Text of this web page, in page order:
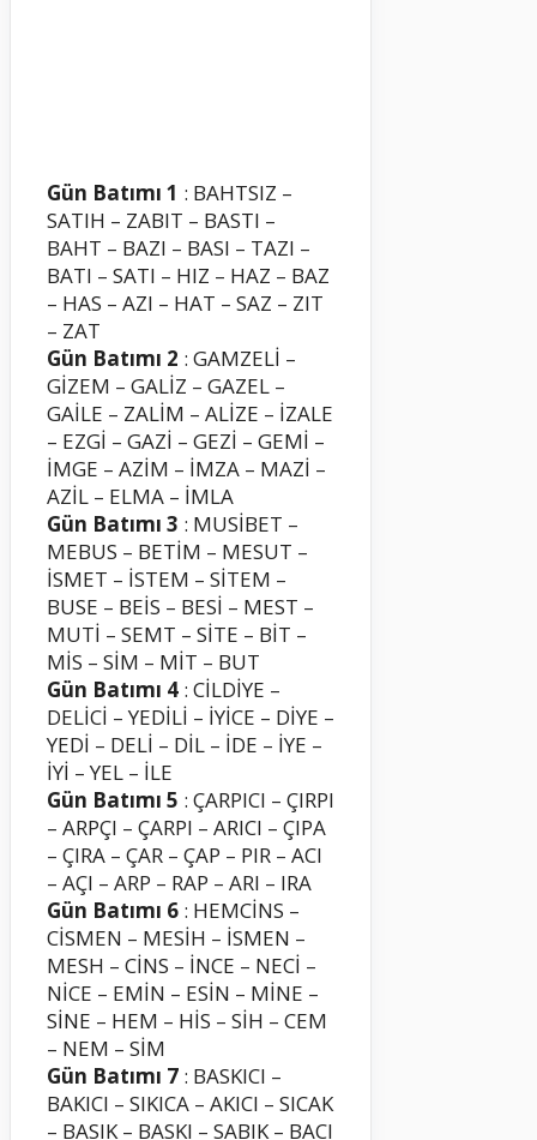
Gün Batımı 1 : BAHTSIZ –
SATIH – ZABIT – BASTI –
BAHT – BAZI – BASI – TAZI –
BATI – SATI – HIZ – HAZ – BAZ
– HAS – AZI – HAT – SAZ – ZIT
– ZAT
Gün Batımı 2 : GAMZELİ –
GİZEM – GALİZ – GAZEL –
GAİLE – ZALİM – ALİZE – İZALE
– EZGİ – GAZİ – GEZİ – GEMİ –
İMGE – AZİM – İMZA – MAZİ –
AZİL – ELMA – İMLA
Gün Batımı 3 : MUSİBET –
MEBUS – BETİM – MESUT –
İSMET – İSTEM – SİTEM –
BUSE – BEİS – BESİ – MEST –
MUTİ – SEMT – SİTE – BİT –
MİS – SİM – MİT – BUT
Gün Batımı 4 : CİLDİYE –
DELİCİ – YEDİLİ – İYİCE – DİYE –
YEDİ – DELİ – DİL – İDE – İYE –
İYİ – YEL – İLE
Gün Batımı 5 : ÇARPICI – ÇIRPI
– ARPÇI – ÇARPI – ARICI – ÇIPA
– ÇIRA – ÇAR – ÇAP – PIR – ACI
– AÇI – ARP – RAP – ARI – IRA
Gün Batımı 6 : HEMCİNS –
CİSMEN – MESİH – İSMEN –
MESH – CİNS – İNCE – NECİ –
NİCE – EMİN – ESİN – MİNE –
SİNE – HEM – HİS – SİH – CEM
– NEM – SİM
Gün Batımı 7 : BASKICI –
BAKICI – SIKICA – AKICI – SICAK
– BASIK – BASKI – SABIK – BACI